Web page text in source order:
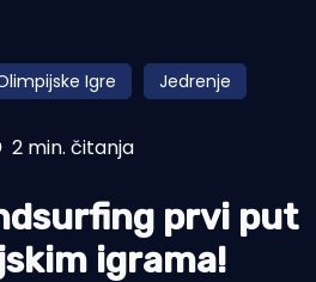
Igre Jedrenje
2 min. čitanja
prvi put
igrama!